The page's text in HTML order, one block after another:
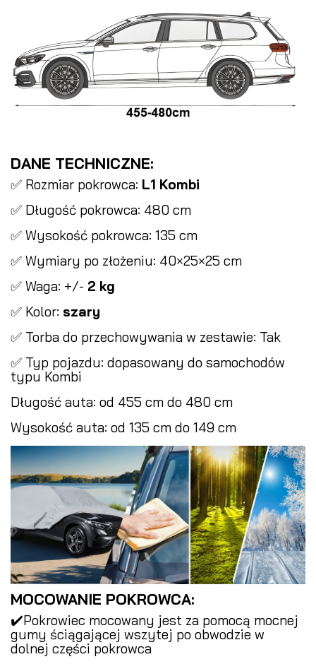
DANE TECHNICZNE:
✅ Rozmiar pokrowca: L1 Kombi
✅ Długość pokrowca: 480 cm
✅ Wysokość pokrowca: 135 cm
✅ Wymiary po złożeniu: 40×25×25 cm
✅ Waga: +/- 2 kg
✅ Kolor: szary
✅ Torba do przechowywania w zestawie: Tak
✅ Typ pojazdu: dopasowany do samochodów
typu Kombi
Długość auta: od 455 cm do 480 cm
Wysokość auta: od 135 cm do 149 cm
MOCOWANIE POKROWCA:
✔️Pokrowiec mocowany jest za pomocą mocnej
gumy ściągającej wszytej po obwodzie w
dolnej części pokrowca